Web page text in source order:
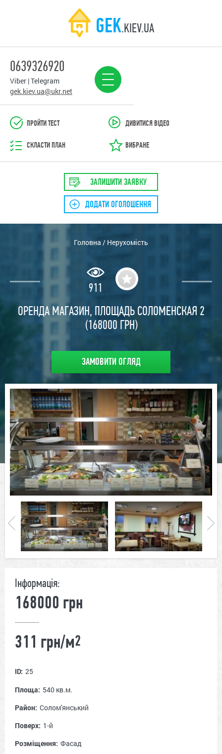
GEK.KIEV.UA
0639326920
Viber | Telegram
gek.kiev.ua@ukr.net
ПРОЙТИ ТЕСТ ДИВИТИСЯ ВІДЕО
СКЛАСТИ ПЛАН ВИБРАНЕ
ЗАЛИШИТИ ЗАЯВКУ
ДОДАТИ ОГОЛОШЕННЯ
Головна / Нерухомість
911
ОРЕНДА МАГАЗИН, ПЛОЩАДЬ СОЛОМЕНСКАЯ 2
(168000 ГРН)
Інформація:
168000 грн
311 грн/м2
ID: 25
Площа: 540 кв.м.
Район: Солом'янський
Поверх: 1-й
Розміщення: Фасад